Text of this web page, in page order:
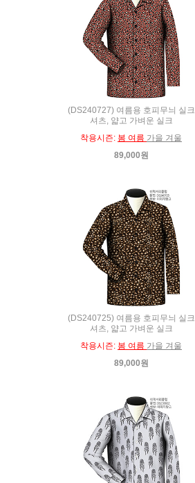
(DS240727) 여름용 호피무늬 실크
셔츠, 얇고 가벼운 실크
착용시즌: 봄 여름 가을 겨울
89,000원
(DS240725) 여름용 호피무늬 실크
셔츠, 얇고 가벼운 실크
착용시즌: 봄 여름 가을 겨울
89,000원